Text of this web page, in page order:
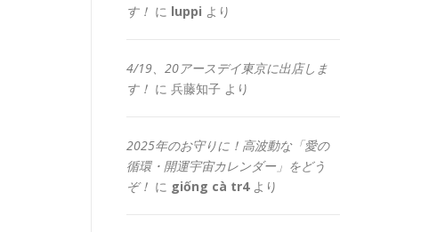
す！ に luppi より
4/19、20アースデイ東京に出店しま
す！ に 兵藤知子 より
2025年のお守りに！高波動な「愛の
循環・開運宇宙カレンダー」をどう
ぞ！ に giống cà tr4より